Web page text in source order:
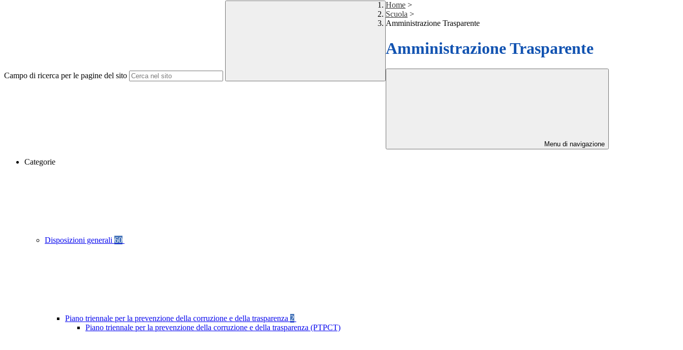
Campo di ricerca per le pagine del sito
Home >
Scuola >
Amministrazione Trasparente
Amministrazione Trasparente
Menu di navigazione
Categorie
Disposizioni generali 60
Piano triennale per la prevenzione della corruzione e della trasparenza 2
Piano triennale per la prevenzione della corruzione e della trasparenza (PTPCT)